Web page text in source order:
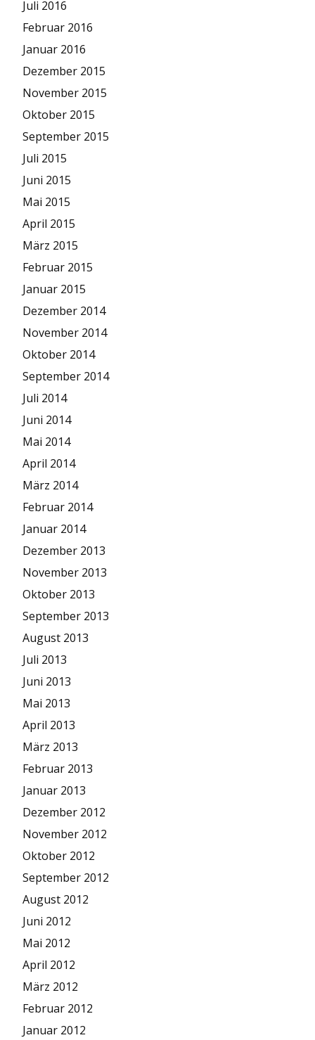
Juli 2016
Februar 2016
Januar 2016
Dezember 2015
November 2015
Oktober 2015
September 2015
Juli 2015
Juni 2015
Mai 2015
April 2015
März 2015
Februar 2015
Januar 2015
Dezember 2014
November 2014
Oktober 2014
September 2014
Juli 2014
Juni 2014
Mai 2014
April 2014
März 2014
Februar 2014
Januar 2014
Dezember 2013
November 2013
Oktober 2013
September 2013
August 2013
Juli 2013
Juni 2013
Mai 2013
April 2013
März 2013
Februar 2013
Januar 2013
Dezember 2012
November 2012
Oktober 2012
September 2012
August 2012
Juni 2012
Mai 2012
April 2012
März 2012
Februar 2012
Januar 2012